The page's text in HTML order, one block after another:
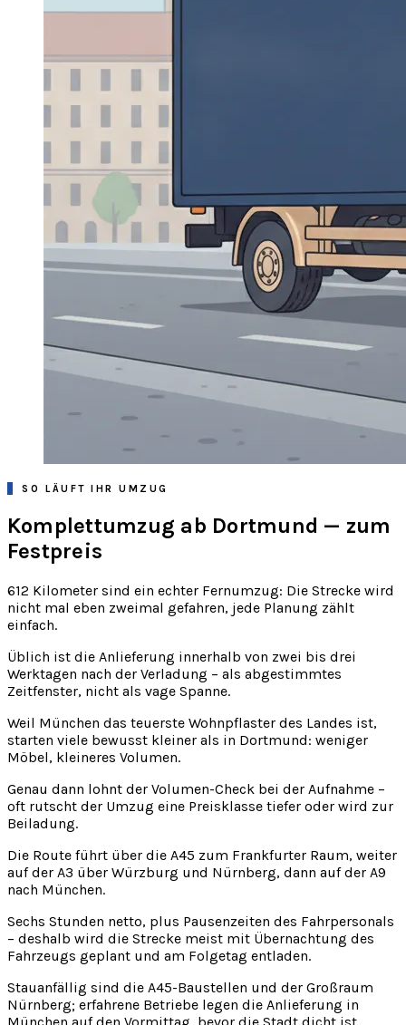
SO LÄUFT IHR UMZUG
Komplettumzug ab Dortmund — zum
Festpreis
612 Kilometer sind ein echter Fernumzug: Die Strecke wird
nicht mal eben zweimal gefahren, jede Planung zählt
einfach.
Üblich ist die Anlieferung innerhalb von zwei bis drei
Werktagen nach der Verladung – als abgestimmtes
Zeitfenster, nicht als vage Spanne.
Weil München das teuerste Wohnpflaster des Landes ist,
starten viele bewusst kleiner als in Dortmund: weniger
Möbel, kleineres Volumen.
Genau dann lohnt der Volumen-Check bei der Aufnahme –
oft rutscht der Umzug eine Preisklasse tiefer oder wird zur
Beiladung.
Die Route führt über die A45 zum Frankfurter Raum, weiter
auf der A3 über Würzburg und Nürnberg, dann auf der A9
nach München.
Sechs Stunden netto, plus Pausenzeiten des Fahrpersonals
– deshalb wird die Strecke meist mit Übernachtung des
Fahrzeugs geplant und am Folgetag entladen.
Stauanfällig sind die A45-Baustellen und der Großraum
Nürnberg; erfahrene Betriebe legen die Anlieferung in